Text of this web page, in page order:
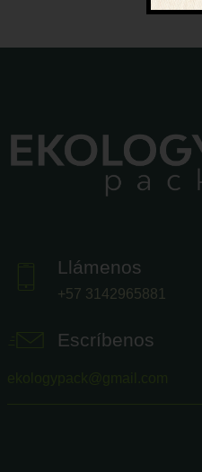
Llámenos
+57 3142965881
Escríbenos